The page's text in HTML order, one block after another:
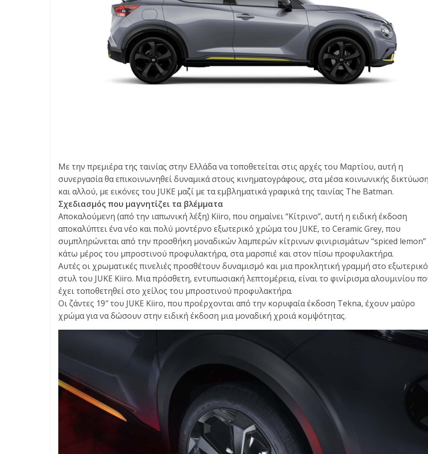
Με την πρεμιέρα της ταινίας στην Ελλάδα να τοποθετείται στις αρχές του Μαρτίου, αυτή η
συνεργασία θα επικοινωνηθεί δυναμικά στους κινηματογράφους, στα μέσα κοινωνικής
και αλλού, με εικόνες του JUKE μαζί με τα εμβληματικά γραφικά της ταινίας The Batman.
Σχεδιασμός που μαγνητίζει τα βλέμματα
Αποκαλούμενη (από την ιαπωνική λέξη) Kiiro, που σημαίνει “Κίτρινο”, αυτή η ειδική έκδοση
αποκαλύπτει ένα νέο και πολύ μοντέρνο εξωτερικό χρώμα του JUKE, το Ceramic Grey, που
συμπληρώνεται από την προσθήκη μοναδικών λαμπερών κίτρινων φινιρισμάτων “spiced lemon”
κάτω μέρος του μπροστινού προφυλακτήρα, στα μαρσπιέ και στον πίσω προφυλακτήρα.
Αυτές οι χρωματικές πινελιές προσθέτουν δυναμισμό και μια προκλητική γραμμή στο εξωτερικό
στυλ του JUKE Kiiro. Μια πρόσθετη, εντυπωσιακή λεπτομέρεια, είναι το φινίρισμα αλουμινίου
έχει τοποθετηθεί στο χείλος του μπροστινού προφυλακτήρα.
Οι ζάντες 19″ του JUKE Kiiro, που προέρχονται από την κορυφαία έκδοση Tekna, έχουν μαύρο
χρώμα για να δώσουν στην ειδική έκδοση μια μοναδική χροιά κομψότητας.